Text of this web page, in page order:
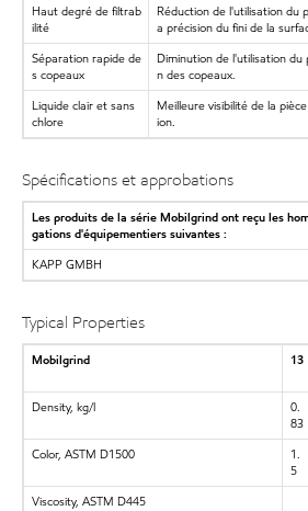
Haut degré de filtrab
ilité
Réduction de l'utilisation du
a précision du fini de la
Séparation rapide de
s copeaux
Diminution de l'utilisation
n des copeaux.
Liquide clair et sans
chlore
Meilleure visibilité de la
ion.
Spécifications et approbations
Les produits de la série Mobilgrind ont reçu les
gations d'équipementiers suivantes :
KAPP GMBH
Typical Properties
Mobilgrind 13
Density, kg/l
0.
83
Color, ASTM D1500
1.
5
Viscosity, ASTM D445